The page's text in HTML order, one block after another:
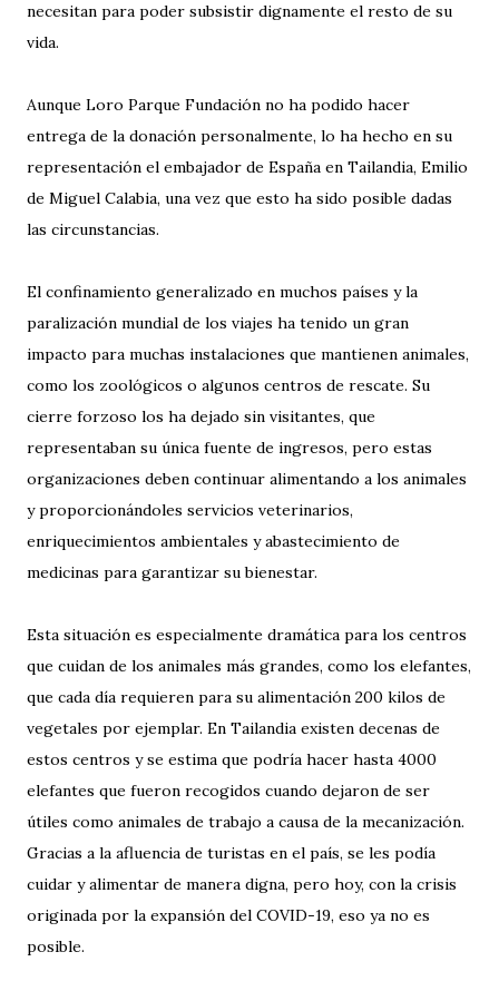
necesitan para poder subsistir dignamente el resto de su
vida.
Aunque Loro Parque Fundación no ha podido hacer
entrega de la donación personalmente, lo ha hecho en su
representación el embajador de España en Tailandia, Emilio
de Miguel Calabia, una vez que esto ha sido posible dadas
las circunstancias.
El confinamiento generalizado en muchos países y la
paralización mundial de los viajes ha tenido un gran
impacto para muchas instalaciones que mantienen animales,
como los zoológicos o algunos centros de rescate. Su
cierre forzoso los ha dejado sin visitantes, que
representaban su única fuente de ingresos, pero estas
organizaciones deben continuar alimentando a los animales
y proporcionándoles servicios veterinarios,
enriquecimientos ambientales y abastecimiento de
medicinas para garantizar su bienestar.
Esta situación es especialmente dramática para los centros
que cuidan de los animales más grandes, como los elefantes,
que cada día requieren para su alimentación 200 kilos de
vegetales por ejemplar. En Tailandia existen decenas de
estos centros y se estima que podría hacer hasta 4000
elefantes que fueron recogidos cuando dejaron de ser
útiles como animales de trabajo a causa de la mecanización.
Gracias a la afluencia de turistas en el país, se les podía
cuidar y alimentar de manera digna, pero hoy, con la crisis
originada por la expansión del COVID-19, eso ya no es
posible.